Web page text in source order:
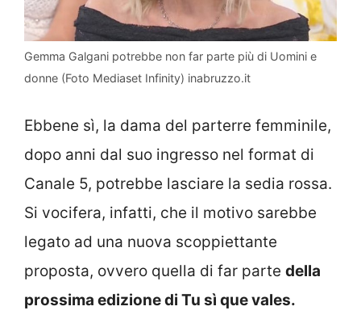
Gemma Galgani potrebbe non far parte più di Uomini e
donne (Foto Mediaset Infinity) inabruzzo.it
Ebbene sì, la dama del parterre femminile,
dopo anni dal suo ingresso nel format di
Canale 5, potrebbe lasciare la sedia rossa.
Si vocifera, infatti, che il motivo sarebbe
legato ad una nuova scoppiettante
proposta, ovvero quella di far parte della
prossima edizione di Tu sì que vales.